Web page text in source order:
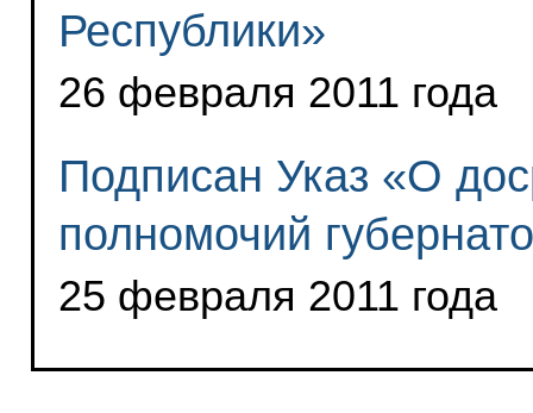
Республики»
26 февраля 2011 года
Подписан Указ «О
полномочий
25 февраля 2011 года